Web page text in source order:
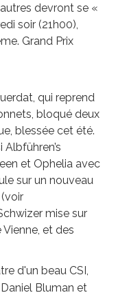
devront se «
soir (21h00),
Grand Prix
qui reprend
bloqué deux
blessée cet été.
et Ophelia avec
sur un nouveau
mise sur
Vienne, et des
d'un beau CSI,
Bluman et